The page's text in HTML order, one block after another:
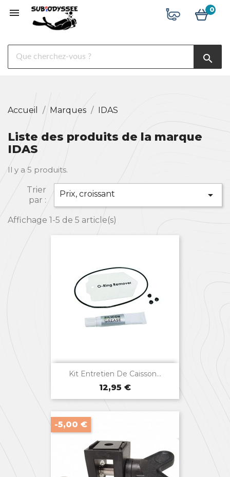
search

Le
Nos
Librairie
Liens
utiles
0
Accueil Marques IDAS
Liste des produits de la marque
IDAS
Il y a 5 produits.
Trier
par :
Prix, croissant 
Affichage 1-5 de 5 article(s)
Kit Entretien De Caisson...
Prix
12,95 €
Aperçu rapide
-5,00 €